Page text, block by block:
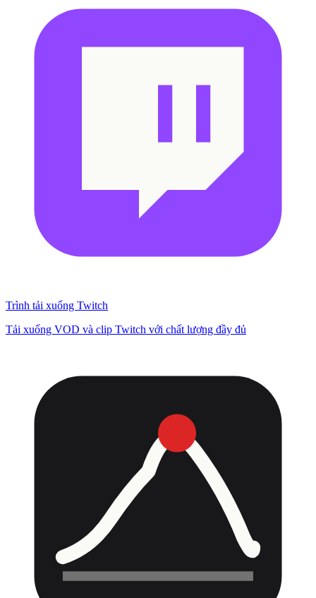
Trình tải xuống Twitch
Tải xuống VOD và clip Twitch với chất lượng đầy đủ